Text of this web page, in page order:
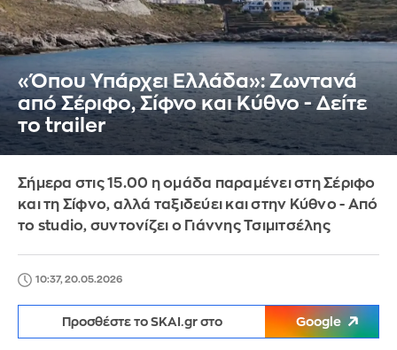
«Όπου Υπάρχει Ελλάδα»: Ζωντανά
από Σέριφο, Σίφνο και Κύθνο - Δείτε
το trailer
Σήμερα στις 15.00 η ομάδα παραμένει στη Σέριφο
και τη Σίφνο, αλλά ταξιδεύει και στην Κύθνο - Από
το studio, συντονίζει ο Γιάννης Τσιμιτσέλης
10:37, 20.05.2026
Προσθέστε το SKAI.gr στο Google